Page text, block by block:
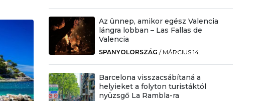
Az ünnep, amikor egész Valencia
lángra lobban – Las Fallas de
Valencia
SPANYOLORSZÁG / MÁRCIUS 14.
Barcelona visszacsábítaná a
helyieket a folyton turistáktól
nyüzsgő La Rambla-ra